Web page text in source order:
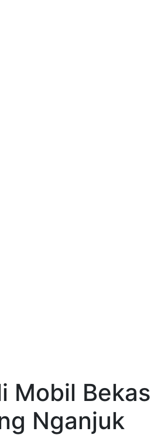
Mobil Bekas
Nganjuk